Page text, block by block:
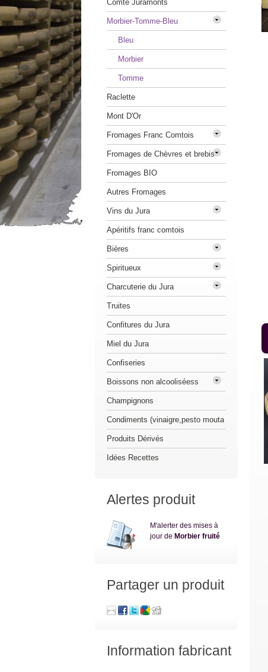
Comté Juramonts
Morbier-Tomme-Bleu
Bleu
Morbier
Tomme
Raclette
Mont D'Or
Fromages Franc Comtois
Fromages de Chèvres et brebis
Fromages BIO
Autres Fromages
Vins du Jura
Apéritifs franc comtois
Bières
Spiritueux
Charcuterie du Jura
Truites
Confitures du Jura
Miel du Jura
Confiseries
Boissons non alcooliséess
Champignons
Condiments (vinaigre,pesto mouta
Produits Dérivés
Idées Recettes
Alertes produit
M'alerter des mises à
jour de Morbier fruité
Partager un produit
Information fabricant